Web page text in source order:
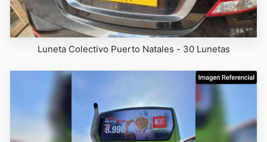
Luneta Colectivo Puerto Natales - 30 Lunetas